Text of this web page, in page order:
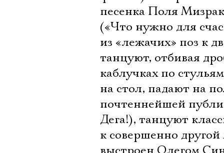
песенка Поля
(«Что нужно для
из «лежачих» поз к
танцуют, отбивая
каблучках по
на стол, падают на
почтеннейшей
Дега!), танцуют
к совершенно